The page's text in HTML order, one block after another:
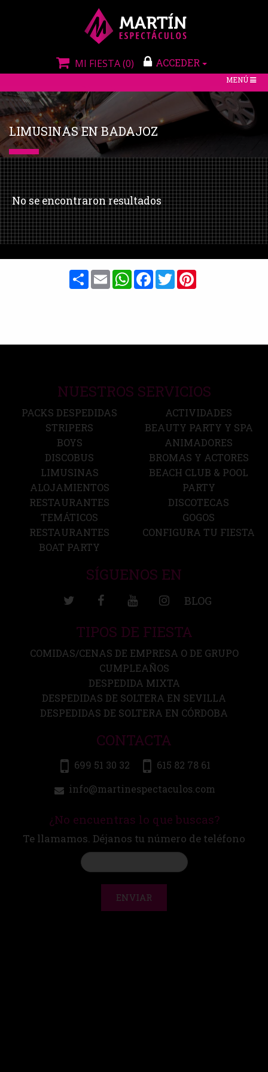
MI FIESTA(0) ACCEDER
TOGGLE
MENÚ
LIMUSINAS EN BADAJOZ
No se encontraron resultados
ShareEmailWhatsAppFacebook
Twitter
NUESTROS SERVICIOS
PACKS DESPEDIDAS
STRIPERS
BOYS
DISCOBUS
LIMUSINAS
ALOJAMIENTOS
RESTAURANTES
TEMÁTICOS
RESTAURANTES
BOAT PARTY
ACTIVIDADES
BEAUTY PARTY Y SPA
ANIMADORES
BROMAS Y ACTORES
BEACH CLUB & POOL
PARTY
DISCOTECAS
GOGOS
CONFIGURA TU FIESTA
SÍGUENOS EN
BLOG
TIPOS DE FIESTA
COMIDAS/CENAS DE EMPRESA O DE GRUPO
CUMPLEAÑOS
DESPEDIDA MIXTA
DESPEDIDAS DE SOLTERA EN SEVILLA
DESPEDIDAS DE SOLTERA EN CÓRDOBA
CONTACTA
699 51 30 32
615 82 78 61
info@martinespectaculos.com
¿No encuentras lo que buscas?
Te llamamos. Déjanos tu número de teléfono
ENVIAR